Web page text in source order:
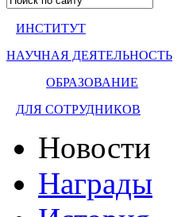
ИНСТИТУТ
НАУЧНАЯ ДЕЯТЕЛЬНОСТЬ
ОБРАЗОВАНИЕ
ДЛЯ СОТРУДНИКОВ
Новости
Награды